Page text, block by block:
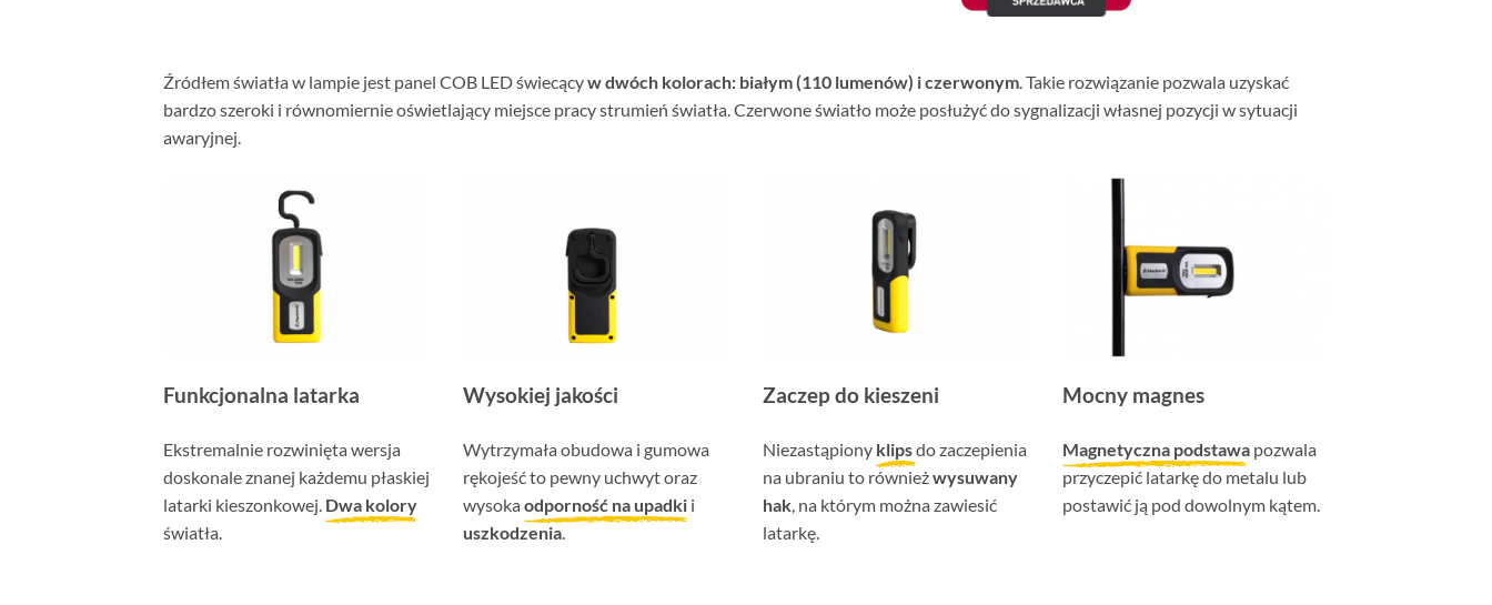
Źródłem światła w lampie jest panel COB LED świecącyw dwóch kolorach: białym (110 lumenów) i czerwonym. Takie rozwiązanie pozwala uzyskać
bardzo szeroki i równomiernie oświetlający miejsce pracy strumień światła. Czerwone światło może posłużyć do sygnalizacji własnej pozycji w sytuacji
awaryjnej.
Funkcjonalna latarka
Ekstremalnie rozwinięta wersja
doskonale znanej każdemu płaskiej
latarki kieszonkowej. Dwa kolory
światła.
Wysokiej jakości
Wytrzymała obudowa i gumowa
rękojeść to pewny uchwyt oraz
wysoka odporność na upadki i
uszkodzenia
Zaczep do kieszeni
Niezastąpiony klipsdo zaczepienia
na ubraniu to równieżwysuwany
hak , na którym można zawiesić
latarkę.
Mocny magnes
Magnetyczna podstawa pozwala
przyczepić latarkę do metalu lub
postawić ją pod dowolnym kątem.